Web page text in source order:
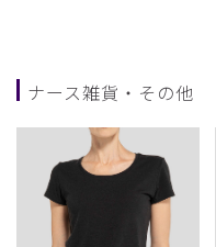
ナース雑貨・その他